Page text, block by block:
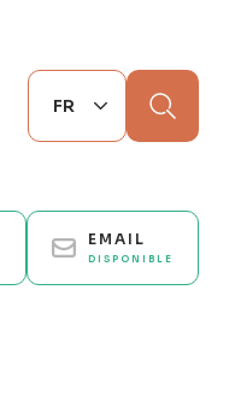
Chercher
EMAIL
DISPONIBLE